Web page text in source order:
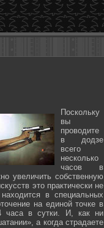
Поскольку
вы
проводите
в додзе
всего
несколько
часов в
увеличить собственную
это практически не
в специальных
на единой точке в
часа в сутки. И, как ни
а когда страдаете